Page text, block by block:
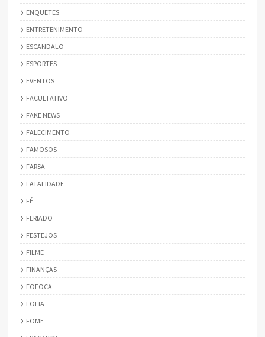
ENQUETES
ENTRETENIMENTO
ESCANDALO
ESPORTES
EVENTOS
FACULTATIVO
FAKE NEWS
FALECIMENTO
FAMOSOS
FARSA
FATALIDADE
FÉ
FERIADO
FESTEJOS
FILME
FINANÇAS
FOFOCA
FOLIA
FOME